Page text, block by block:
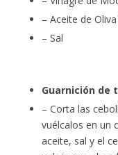
– Aceite de
– Sal
Guarnición de
– Corta las
vuélcalos en un
aceite, sal y el